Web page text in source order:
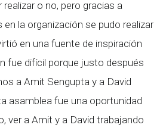
o no, pero gracias a
la organización se pudo realizar
en una fuente de inspiración
fue difícil porque justo después
a Amit Sengupta y a David
asamblea fue una oportunidad
ver a Amit y a David trabajando